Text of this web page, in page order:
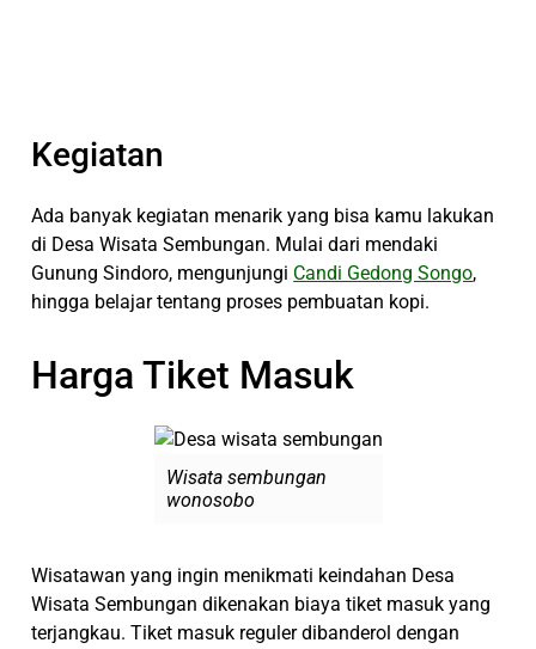
Kegiatan
Ada banyak kegiatan menarik yang bisa kamu lakukan
di Desa Wisata Sembungan. Mulai dari mendaki
Gunung Sindoro, mengunjungi Candi Gedong Songo,
hingga belajar tentang proses pembuatan kopi.
Harga Tiket Masuk
Wisata sembungan
wonosobo
Wisatawan yang ingin menikmati keindahan Desa
Wisata Sembungan dikenakan biaya tiket masuk yang
terjangkau. Tiket masuk reguler dibanderol dengan